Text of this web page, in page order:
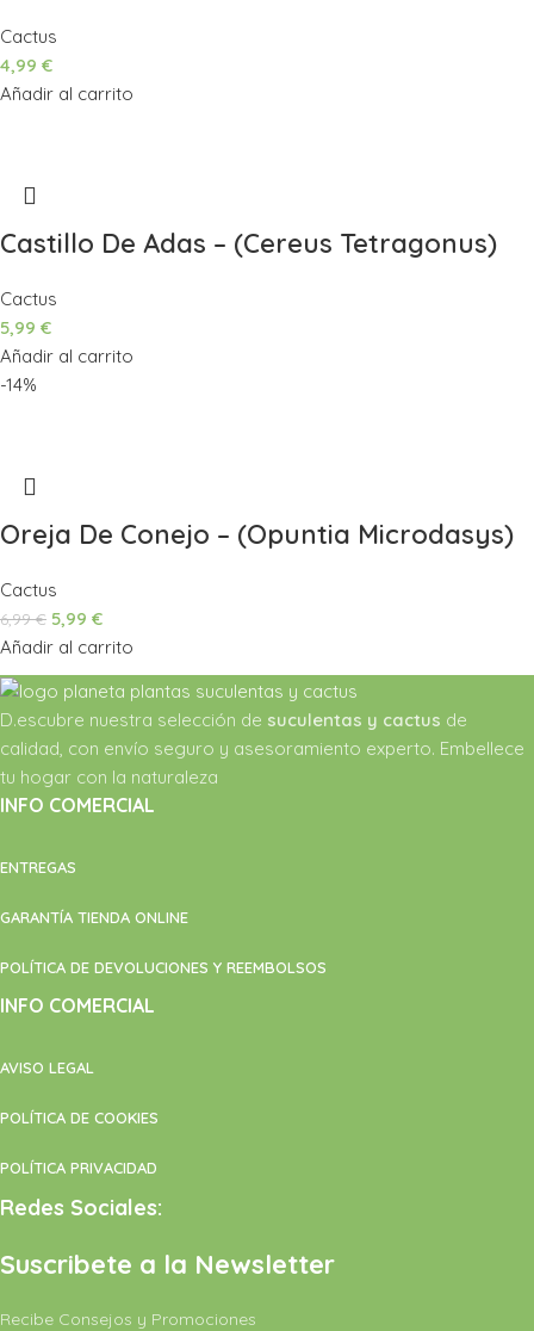
Cactus
4,99 €
Añadir al carrito
Castillo De Adas – (Cereus Tetragonus)
Cactus
5,99 €
Añadir al carrito
-14%
Oreja De Conejo – (Opuntia Microdasys)
Cactus
6,99€ 5,99 €
Añadir al carrito
D.escubre nuestra selección de suculentas y cactus de
calidad, con envío seguro y asesoramiento experto. Embellece
tu hogar con la naturaleza
INFO COMERCIAL
ENTREGAS
GARANTÍA TIENDA ONLINE
POLÍTICA DE DEVOLUCIONES Y REEMBOLSOS
INFO COMERCIAL
AVISO LEGAL
POLÍTICA DE COOKIES
POLÍTICA PRIVACIDAD
Redes Sociales:
Suscribete a la Newsletter
Recibe Consejos y Promociones